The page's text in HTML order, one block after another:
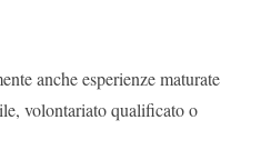
anche esperienze maturate
volontariato qualificato o